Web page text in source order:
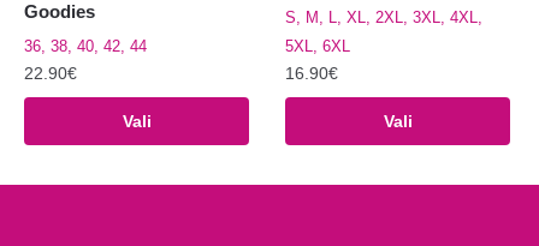
Goodies
36, 38, 40, 42, 44
22.90€
Vali
tootel
S, M, L, XL, 2XL, 3XL, 4XL,
5XL, 6XL
16.90€
Vali
tootel